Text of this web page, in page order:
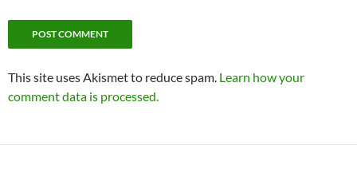
This site uses Akismet to reduce spam. Learn how your
comment data is processed.